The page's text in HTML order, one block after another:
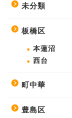
未分類
板橋区
本蓮沼
西台
町中華
豊島区